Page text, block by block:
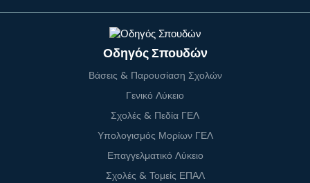
Οδηγός Σπουδών
Βάσεις & Παρουσίαση Σχολών
Γενικό Λύκειο
Σχολές & Πεδία ΓΕΛ
Υπολογισμός Μορίων ΓΕΛ
Επαγγελματικό Λύκειο
Σχολές & Τομείς ΕΠΑΛ